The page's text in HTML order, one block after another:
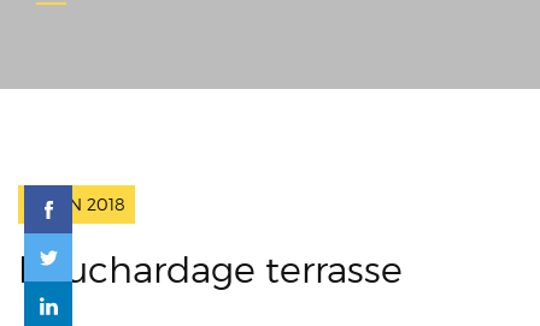
2 JUIN 2018
bouchardage terrasse